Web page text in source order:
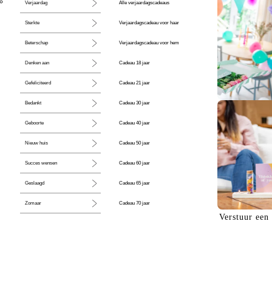
Verjaardag
Sterkte
Beterschap
Denken aan
Gefeliciteerd
Bedankt
Geboorte
Nieuw huis
Succes wensen
Geslaagd
Zomaar
Alle verjaardagscadeaus
Verjaardagscadeau voor haar
Verjaardagscadeau voor hem
Cadeau 18 jaar
Cadeau 21 jaar
Cadeau 30 jaar
Cadeau 40 jaar
Cadeau 50 jaar
Cadeau 60 jaar
Cadeau 65 jaar
Cadeau 70 jaar
De perfecte
Verstuur een